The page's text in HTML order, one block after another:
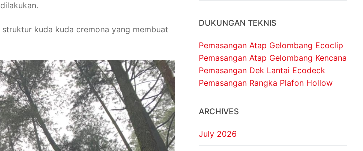
kuda kuda cremona yang membuat
DUKUNGAN TEKNIS
Pemasangan Atap Gelombang Ecoclip
Pemasangan Atap Gelombang Kencana
Pemasangan Dek Lantai Ecodeck
Pemasangan Rangka Plafon Hollow
ARCHIVES
July 2026